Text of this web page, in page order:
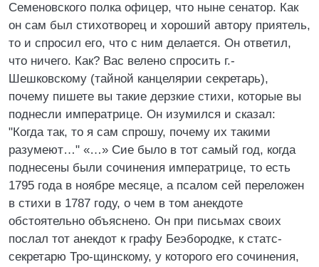
Семеновского полка офицер, что ныне сенатор. Как
он сам был стихотворец и хороший автору приятель,
то и спросил его, что с ним делается. Он ответил,
что ничего. Как? Вас велено спросить г.-
Шешковскому (тайной канцелярии секретарь),
почему пишете вы такие дерзкие стихи, которые вы
поднесли императрице. Он изумился и сказал:
"Когда так, то я сам спрошу, почему их такими
разумеют…" «…» Сие было в тот самый год, когда
поднесены были сочинения императрице, то есть
1795 года в ноябре месяце, а псалом сей переложен
в стихи в 1787 году, о чем в том анекдоте
обстоятельно объяснено. Он при письмах своих
послал тот анекдот к графу Беэбородке, к статс-
секретарю Тро-щинскому, у которого его сочинения,